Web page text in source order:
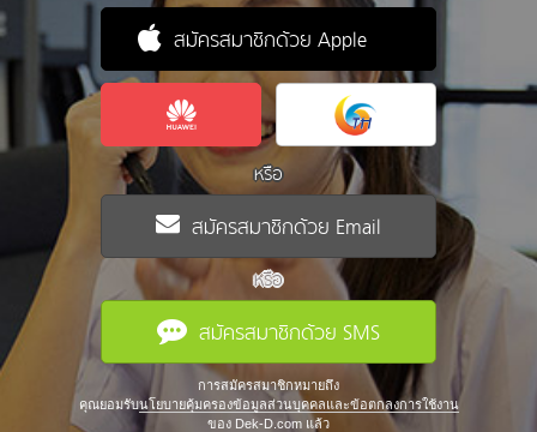
สมัครสมาชิกด้วย Apple
หรือ
สมัครสมาชิกด้วย Email
หรือ
สมัครสมาชิกด้วย SMS
การสมัครสมาชิกหมายถึง
คุณยอมรับนโยบายคุ้มครองข้อมูลส่วนบุคคลและข้อตกลงการใช้งาน
ของ Dek-D.com แล้ว